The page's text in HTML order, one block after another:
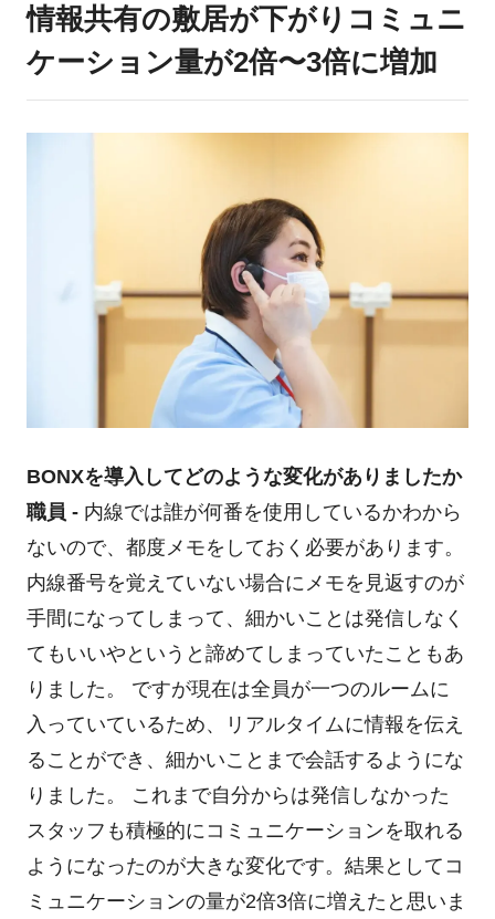
情報共有の敷居が下がりコミュニ
ケーション量が2倍〜3倍に増加
BONXを導入してどのような変化がありましたか
職員 - 内線では誰が何番を使用しているかわから
ないので、都度メモをしておく必要があります。
内線番号を覚えていない場合にメモを見返すのが
手間になってしまって、細かいことは発信しなく
てもいいやというと諦めてしまっていたこともあ
りました。 ですが現在は全員が一つのルームに
入っていているため、リアルタイムに情報を伝え
ることができ、細かいことまで会話するようにな
りました。 これまで自分からは発信しなかった
スタッフも積極的にコミュニケーションを取れる
ようになったのが大きな変化です。結果としてコ
ミュニケーションの量が2倍3倍に増えたと思いま